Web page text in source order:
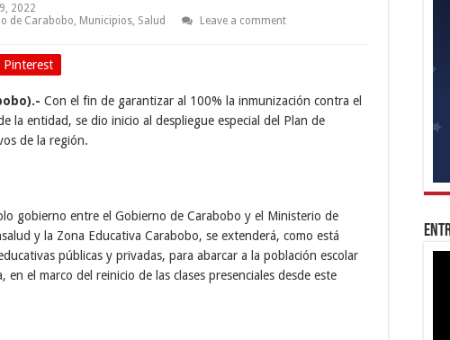
2022
de Carabobo Municipios Salud
Leave a comment
Pinterest
Con el fin de garantizar al 100% la inmunización contra el
la entidad, se dio inicio al despliegue especial del Plan de
de la región.
gobierno entre el Gobierno de Carabobo y el Ministerio de
y la Zona Educativa Carabobo, se extenderá, como está
públicas y privadas, para abarcar a la población escolar
en el marco del reinicio de las clases presenciales desde este